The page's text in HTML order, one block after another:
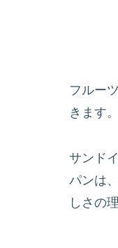
フルー
きます。
サンド
パンは
しさの